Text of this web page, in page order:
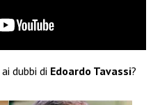
dubbi di Edoardo Tavassi?